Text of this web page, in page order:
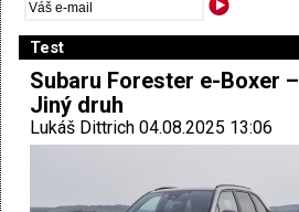
Test
Subaru Forester e-Boxer –
Jiný druh
Lukáš Dittrich 04.08.2025 13:06